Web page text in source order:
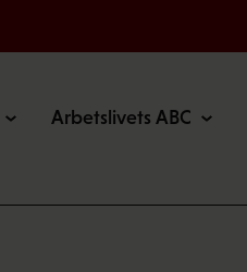
Arbetslivets ABC